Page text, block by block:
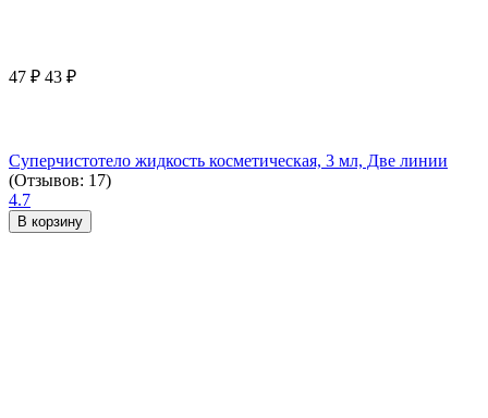
47 ₽ 43 ₽
Суперчистотело жидкость косметическая, 3 мл, Две линии
(Отзывов: 17)
4.7
В корзину